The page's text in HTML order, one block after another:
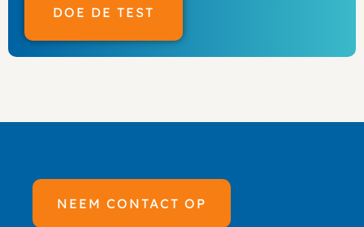
DOE DE TEST
NEEM CONTACT OP